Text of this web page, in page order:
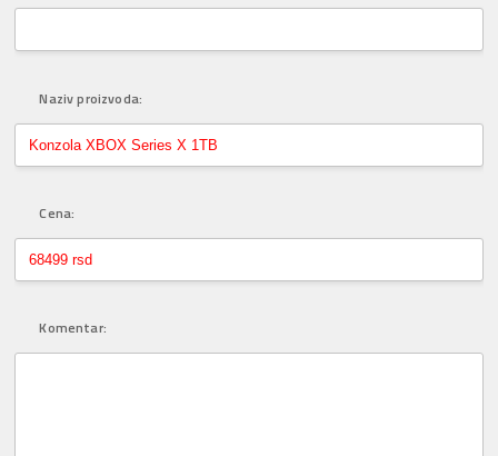
Naziv proizvoda:
Cena:
Komentar: